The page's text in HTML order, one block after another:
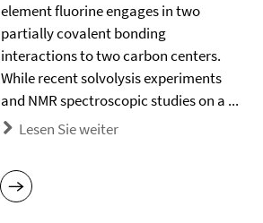
element ﬂuorine engages in two
partially covalent bonding
interactions to two carbon centers.
While recent solvolysis experiments
and NMR spectroscopic studies on a ...
Lesen Sie weiter